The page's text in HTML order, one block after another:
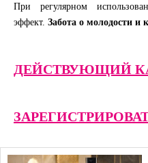
При регулярном
эффект. Забота о молодости и
ДЕЙСТВУЮЩИЙ